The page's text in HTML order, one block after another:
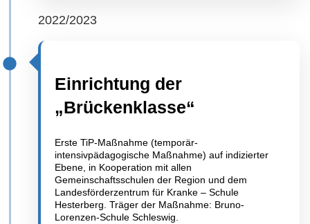
2022/2023
Einrichtung der
„Brückenklasse“
Erste TiP-Maßnahme (temporär-
intensivpädagogische Maßnahme) auf indizierter
Ebene, in Kooperation mit allen
Gemeinschaftsschulen der Region und dem
Landesförderzentrum für Kranke – Schule
Hesterberg. Träger der Maßnahme: Bruno-
Lorenzen-Schule Schleswig.